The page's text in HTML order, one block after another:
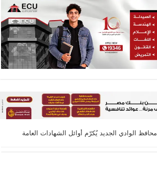
محافظ الوادي الجديد يُكرّم أوائل الشهادات العامة